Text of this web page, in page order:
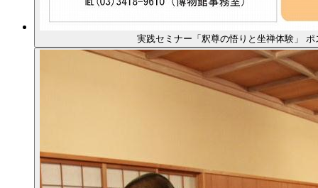
実践セミナー「釈尊の悟りと坐禅体験」 ポ